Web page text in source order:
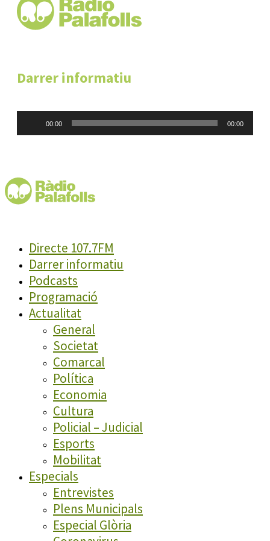
Darrer informatiu
00:00 00:00
Directe 107.7FM
Darrer informatiu
Podcasts
Programació
Actualitat
General
Societat
Comarcal
Política
Economia
Cultura
Policial – Judicial
Esports
Mobilitat
Especials
Entrevistes
Plens Municipals
Especial Glòria